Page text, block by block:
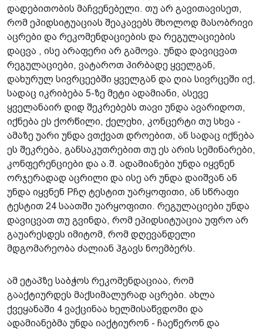
დადებითობის მაჩვენებელი. თუ არ გავითავისეთ,
რომ ეპიდსიტუაციას შეაკავებს მხოლოდ მასობრივი
აცრები და რეკომენდაციების და რეგულაციების
დაცვა , ისე არაფერი არ გამოვა. უნდა დავიცვათ
რეგულაციები, ვატაროთ პირბადე ყველგან,
დახურულ სივრცეებში ყველგან და ღია სივრცეში იქ,
სადაც იკრიბება 5-ზე მეტი ადამიანი, ასევე
ყველანაირ დიდ შეკრებებს თავი უნდა ავარიდოთ,
იქნება ეს ქორწილი, ქელეხი, კონცერტი თუ სხვა -
ამაზე უარი უნდა ვთქვათ დროებით, ან სადაც იქნება
ეს შეკრება, განსაკუთრებით თუ ეს არის სემინარები,
კონფერენციები და ა.შ. ადამიანები უნდა იყვნენ
ორჯერადად აცრილი და ისე არ უნდა დაიშვან ან
უნდა იყვნენ Pჩღ ტესტით უარყოფითი, ან სწრაფი
ტესტით 24 საათში უარყოფითი. რეგულაციები უნდა
დავიცვათ თუ გვინდა, რომ ეპიდსიტუაცია უფრო არ
გაუარესდეს იმიტომ, რომ დღევანდელი
მდგომარეობა ძალიან ჰგავს ნოემბერს.
ამ ეტაპზე საბჭოს რეკომენდაციაა, რომ
გააქტიურდეს მაქსიმალურად აცრები. ახლა
ქვეყანაში 4 ვაქცინაა ხელმისაწვდომი და
ადამიანებმა უნდა იაქტიურონ - ჩაეწერონ და